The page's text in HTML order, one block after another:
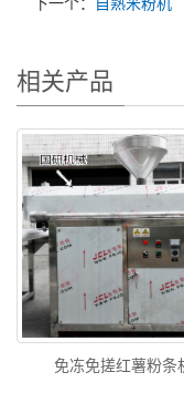
相关产品
免冻免搓红薯粉条